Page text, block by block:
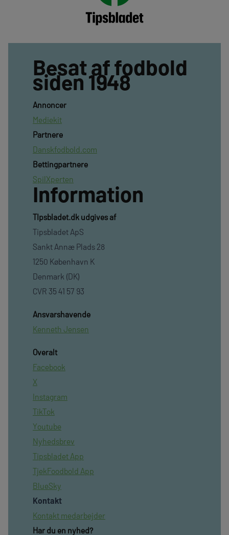
Besat af fodbold
siden 1948
Annoncer
Mediekit
Partnere
Danskfodbold.com
Bettingpartnere
SpilXperten
Information
TIpsbladet.dk udgives af
Tipsbladet ApS
Sankt Annæ Plads 28
1250 København K
Denmark (DK)
CVR 35 41 57 93
Ansvarshavende
Kenneth Jensen
Overalt
Facebook
X
Instagram
TikTok
Youtube
Nyhedsbrev
Tipsbladet App
TjekFoodbold App
BlueSky
Kontakt
Kontakt medarbejder
Har du en nyhed?